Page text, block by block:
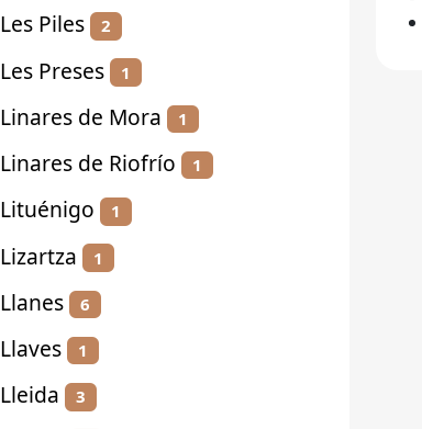
Les Piles 2
Les Preses 1
Linares de Mora 1
Linares de Riofrío 1
Lituénigo 1
Lizartza 1
Llanes 6
Llaves 1
Lleida 3